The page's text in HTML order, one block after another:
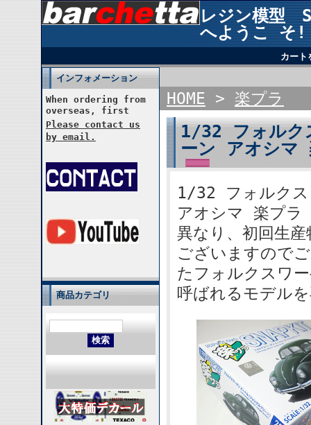
レジン模型
へようこ そ!
カート
インフォメーション
When ordering from
overseas, first
Please contact us
by email.
商品カテゴリ
HOME > 楽プラ
1/32 フォルク
ーン アオシマ
1/32 フォルク
アオシマ 楽プ
異なり、初回生
ございますので
たフォルクスワ
呼ばれるモデル